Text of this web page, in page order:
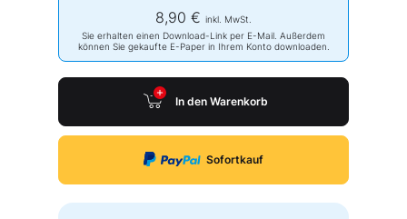
8,90 € inkl. MwSt.
Sie erhalten einen Download-Link per E-Mail. Außerdem
können Sie gekaufte E-Paper in Ihrem Konto downloaden.
In den Warenkorb
Sofortkauf